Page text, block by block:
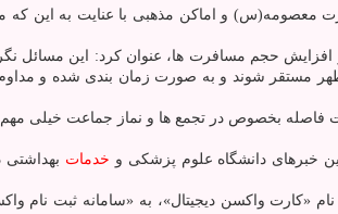
و اماکن مذهبی با عنایت به این که
حجم مسافرت ها، عنوان کرد: این مسائل
مستقر شوند و به صورت زمان بندی شده و مداوم
فاصله بخصوص در تجمع ها و نماز جماعت خیلی
خدمات بهداشتی
کووید-۱۹» برای گروههای سنی اعلام شده و هم ثبت نام «کارت واکسن دیجیتال»، به